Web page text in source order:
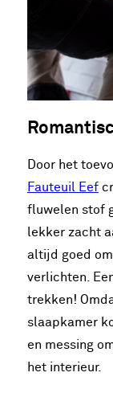
Door het
Fauteuil Eef
fluwelen stof
lekker zacht
altijd goed
verlichten.
trekken!
slaapkamer
en messing
het interieur.